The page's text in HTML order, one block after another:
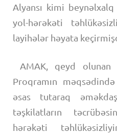
Alyansı kimi
yol-hərəkəti
layihələr həyata
AMAK, qeyd olunan
Proqramın
əsas tutaraq
təşkilatların
hərəkəti